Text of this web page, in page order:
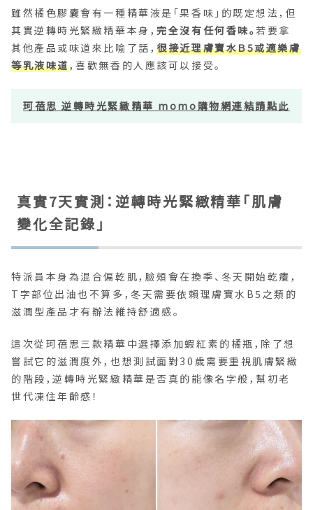
雖然橘色膠囊會有一種精華液是「果香味」的既定想法，但
其實逆轉時光緊緻精華本身，完全沒有任何香味。 若要拿
其他產品或味道來比喻了話，很接近理膚寶水Ｂ5或適樂膚
等乳液味道，喜歡無香的人應該可以接受。
珂蓓思 逆轉時光緊緻精華 momo購物網連結請點此
真實7天實測：逆轉時光緊緻精華「肌膚
變化全記錄」
特派員本身為混合偏乾肌，臉頰會在換季、冬天開始乾癢，
T字部位出油也不算多，冬天需要依賴理膚寶水B5之類的
滋潤型產品才有辦法維持舒適感。
這次從珂蓓思三款精華中選擇添加蝦紅素的橘瓶，除了想
嘗試它的滋潤度外，也想測試面對30歲需要重視肌膚緊緻
的階段，逆轉時光緊緻精華是否真的能像名字般，幫初老
世代凍住年齡感！